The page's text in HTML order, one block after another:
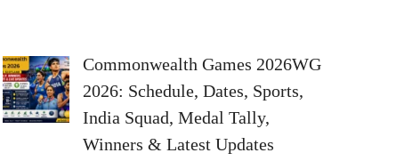
Commonwealth Games 2026WG
2026: Schedule, Dates, Sports,
India Squad, Medal Tally,
Winners & Latest Updates